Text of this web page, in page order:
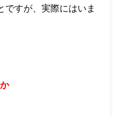
ですが、実際にはいま